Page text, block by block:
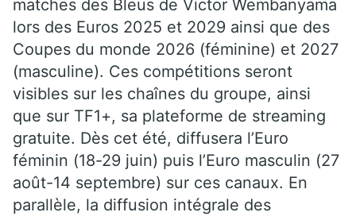
matches des Bleus de Victor Wembanyama
lors des Euros 2025 et 2029 ainsi que des
Coupes du monde 2026 (féminine) et 2027
(masculine). Ces compétitions seront
visibles sur les chaînes du groupe, ainsi
que sur TF1+, sa plateforme de streaming
gratuite. Dès cet été, diffusera l’Euro
féminin (18-29 juin) puis l’Euro masculin (27
août-14 septembre) sur ces canaux. En
parallèle, la diffusion intégrale des